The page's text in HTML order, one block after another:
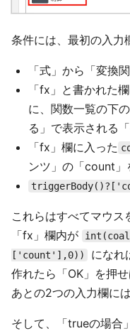
条件には、最初の入力
「式」から「変換
「fx」と書かれた
に、関数一覧の下
る」で表示される
「fx」欄に入った
ンツ」の「count」
これらはすべてマウス
「fx」欄内が
['count'],0))
になれ
作れたら「OK」を押せ
あとの2つの入力欄には
そして、「trueの場合